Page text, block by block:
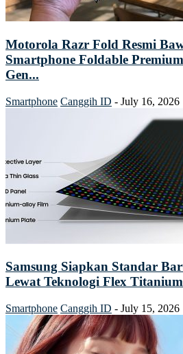
Motorola Razr Fold Resmi
Smartphone Foldable
Gen...
Smartphone Canggih ID - July 16, 2026
Samsung Siapkan Standar
Lewat Teknologi Flex Titanium
Smartphone Canggih ID - July 15, 2026